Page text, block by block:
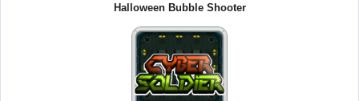
Halloween Bubble Shooter